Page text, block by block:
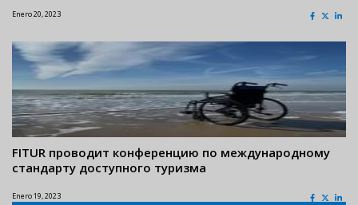
Enero 20, 2023
FITUR проводит конференцию по международному
стандарту доступного туризма
Enero 19, 2023